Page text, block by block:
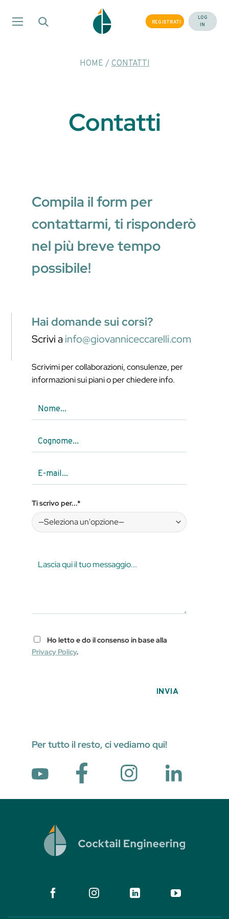
REGISTRATI
LOG
IN
HOME /CONTATTI
Contatti
Compila il form per
contattarmi, ti risponderò
nel più breve tempo
possibile!
Hai domande sui corsi?
Scrivi ainfo@giovanniceccarelli.com
Scrivimi per collaborazioni, consulenze, per
informazioni sui piani o per chiedere info.
Ti scrivo per...*
Ho letto e do il consenso in base alla
Privacy Policy.
Per tutto il resto, ci vediamo qui!